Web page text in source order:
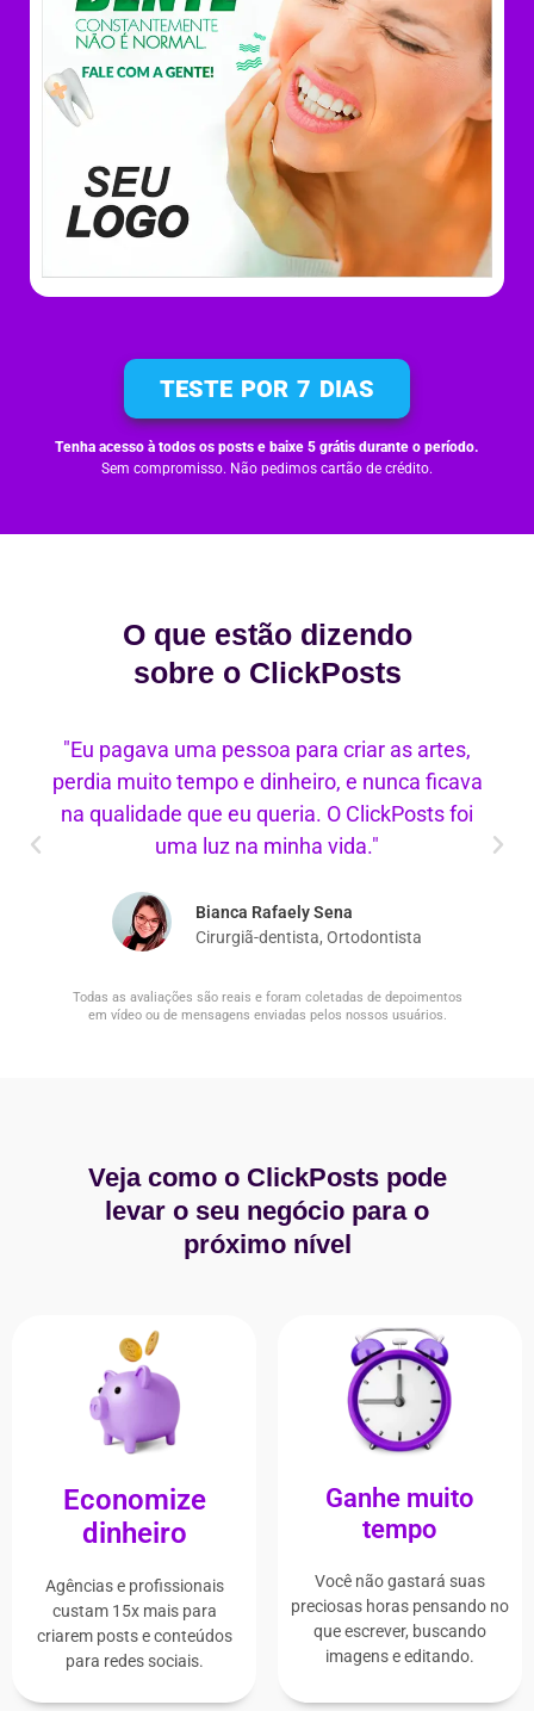
TESTE POR 7 DIAS
Tenha acesso à todos os posts e baixe 5 grátis durante o período.
Sem compromisso. Não pedimos cartão de crédito.
O que estão dizendo
sobre o ClickPosts
"Eu pagava uma pessoa para criar as artes,
perdia muito tempo e dinheiro, e nunca ficava
na qualidade que eu queria. O ClickPosts foi
uma luz na minha vida."
Bianca Rafaely Sena
Cirurgiã-dentista, Ortodontista
Todas as avaliações são reais e foram coletadas de depoimentos
em vídeo ou de mensagens enviadas pelos nossos usuários.
Veja como o ClickPosts pode
levar o seu negócio para o
próximo nível
Economize
dinheiro
Agências e profissionais
custam 15x mais para
criarem posts e conteúdos
para redes sociais.
Ganhe muito
tempo
Você não gastará suas
preciosas horas pensando no
que escrever, buscando
imagens e editando.​